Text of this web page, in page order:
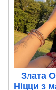
Злата
Ніцци з